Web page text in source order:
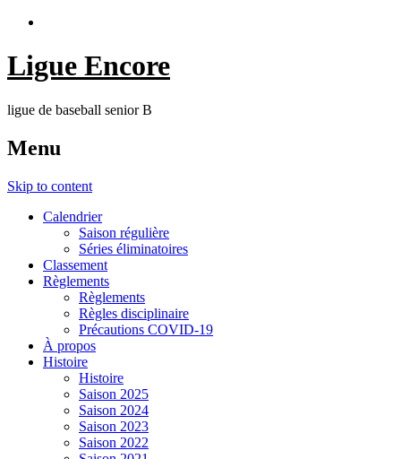
Ligue Encore
ligue de baseball senior B
Menu
Skip to content
Calendrier
Saison régulière
Séries éliminatoires
Classement
Règlements
Règlements
Règles disciplinaire
Précautions COVID-19
À propos
Histoire
Histoire
Saison 2025
Saison 2024
Saison 2023
Saison 2022